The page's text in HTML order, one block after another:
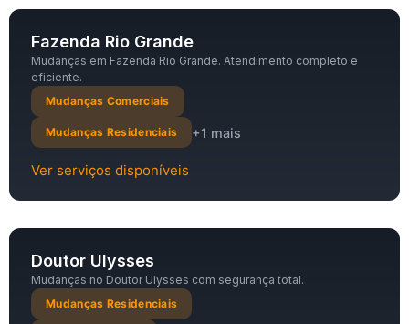
Fazenda Rio Grande
Mudanças em Fazenda Rio Grande. Atendimento completo e
eficiente.
Mudanças Comerciais
Mudanças Residenciais +1 mais
Ver serviços disponíveis
Doutor Ulysses
Mudanças no Doutor Ulysses com segurança total.
Mudanças Residenciais